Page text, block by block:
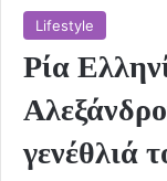
Lifestyle
Ρία
γενέθλιά